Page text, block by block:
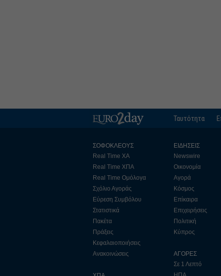
Ταυτότητα
ΣΟΦΟΚΛΕΟΥΣ
Real Time ΧΑ
Real Time ΧΠΑ
Real Time Ομόλογα
Σχόλιο Αγοράς
Εύρεση Συμβόλου
Στατιστικά
Πακέτα
Πράξεις
Κεφαλαιοποιήσεις
Ανακοινώσεις
ΕΙΔΗΣΕΙΣ
Newswire
Οικονομία
Αγορά
Κόσμος
Επίκαιρα
Επιχειρήσεις
Πολιτική
Κύπρος
ΑΓΟΡΕΣ
Σε 1 Λεπτό